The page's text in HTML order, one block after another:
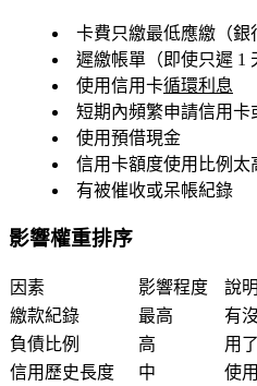
卡費只繳最低應繳 （
遲繳帳單（即使只遲 1
使用信用卡循環利息
短期內頻繁申請信用卡
使用預借現金
信用卡額度使用比例太
有被催收或呆帳紀錄
影響權重排序
因素 影響程度
說明
繳款紀錄
最高
有
負債比例
高
用
信用歷史長度
中
使